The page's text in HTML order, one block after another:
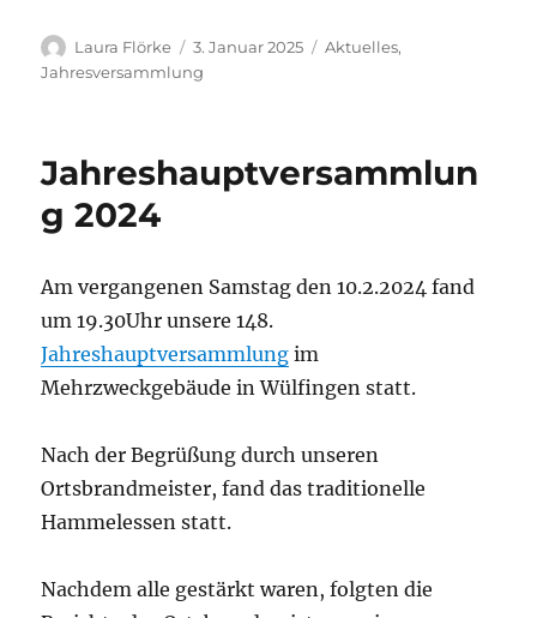
Autor
Laura Flörke
Veröffentlicht
am
3. Januar 2025 Kategorien
Aktuelles,
Jahresversammlung
Jahreshauptversammlun
g 2024
Am vergangenen Samstag den 10.2.2024 fand
um 19.30Uhr unsere 148.
Jahreshauptversammlung im
Mehrzweckgebäude in Wülfingen statt.
Nach der Begrüßung durch unseren
Ortsbrandmeister, fand das traditionelle
Hammelessen statt.
Nachdem alle gestärkt waren, folgten die